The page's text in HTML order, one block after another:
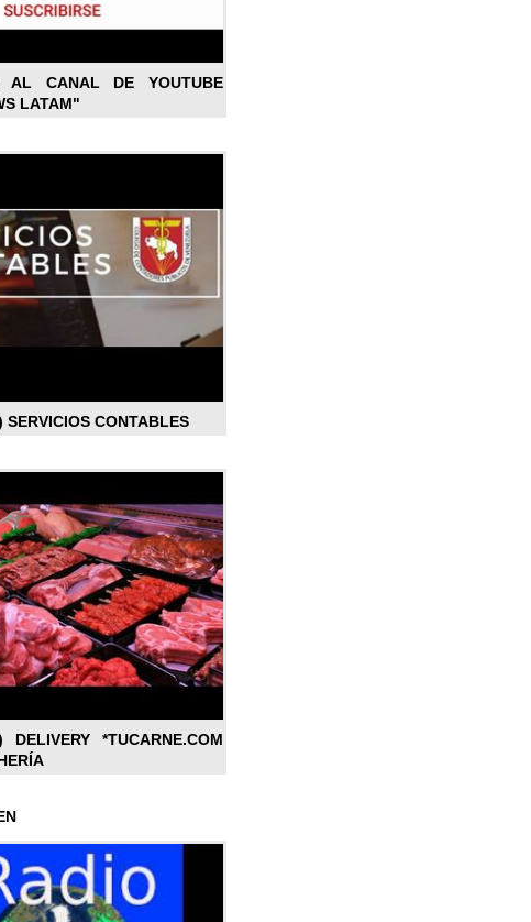
AL CANAL DE YOUTUBE
LATAM"
SERVICIOS CONTABLES
DELIVERY *TUCARNE.COM